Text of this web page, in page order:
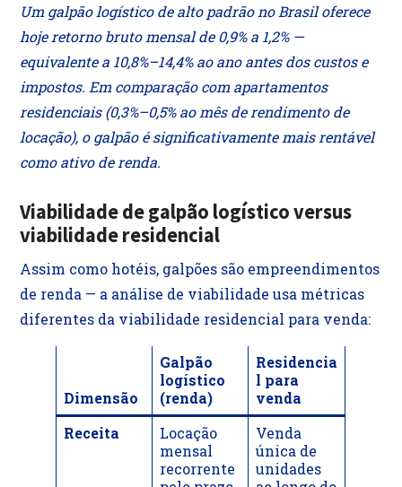
Um galpão logístico de alto padrão no Brasil oferece
hoje retorno bruto mensal de 0,9% a 1,2% —
equivalente a 10,8%–14,4% ao ano antes dos custos e
impostos. Em comparação com apartamentos
residenciais (0,3%–0,5% ao mês de rendimento de
locação), o galpão é significativamente mais rentável
como ativo de renda.
Viabilidade de galpão logístico versus
viabilidade residencial
Assim como hotéis, galpões são empreendimentos
de renda — a análise de viabilidade usa métricas
diferentes da viabilidade residencial para venda:
Dimensão
Galpão
logístico
(renda)
Residencia
l para
venda
Receita
Locação
mensal
recorrente
Venda
única de
unidades